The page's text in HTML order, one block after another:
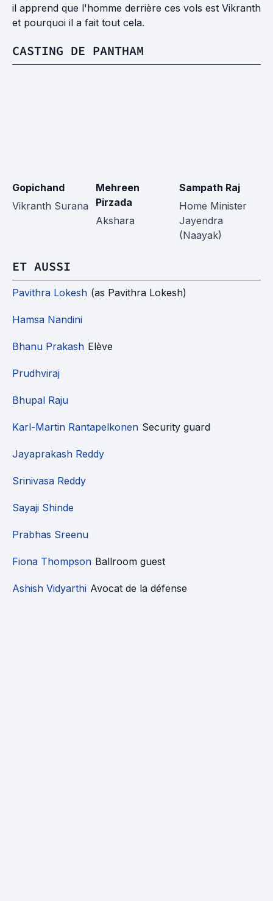
il apprend que l'homme derrière ces vols est Vikranth
et pourquoi il a fait tout cela.
CASTING DE PANTHAM
Gopichand
Vikranth Surana
Mehreen
Pirzada
Akshara
Sampath Raj
Home Minister
Jayendra
(Naayak)
ET AUSSI
Pavithra Lokesh (as Pavithra Lokesh)
Hamsa Nandini
Bhanu Prakash Elève
Prudhviraj
Bhupal Raju
Karl-Martin Rantapelkonen Security guard
Jayaprakash Reddy
Srinivasa Reddy
Sayaji Shinde
Prabhas Sreenu
Fiona Thompson Ballroom guest
Ashish Vidyarthi Avocat de la défense